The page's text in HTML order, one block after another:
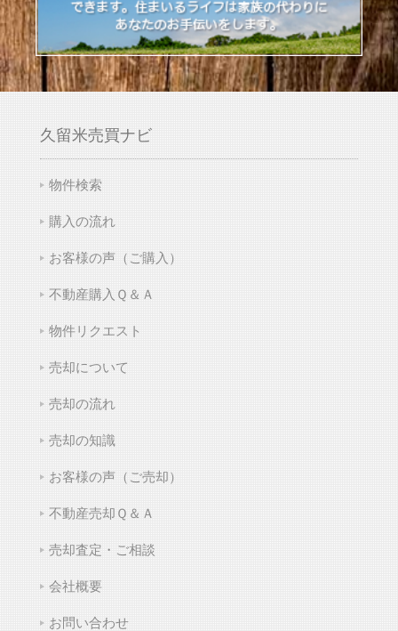
久留米売買ナビ
物件検索
購入の流れ
お客様の声（ご購入）
不動産購入Ｑ＆Ａ
物件リクエスト
売却について
売却の流れ
売却の知識
お客様の声（ご売却）
不動産売却Ｑ＆Ａ
売却査定・ご相談
会社概要
お問い合わせ